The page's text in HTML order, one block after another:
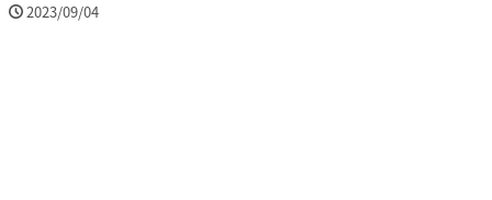
2023/09/04